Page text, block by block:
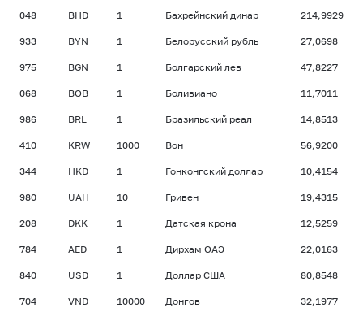
048 BHD 1 Бахрейнский динар 214,9929
933 BYN 1 Белорусский рубль 27,0698
975 BGN 1 Болгарский лев 47,8227
068 BOB 1 Боливиано 11,7011
986 BRL 1 Бразильский реал 14,8513
410 KRW 1000 Вон 56,9200
344 HKD 1 Гонконгский доллар 10,4154
980 UAH 10 Гривен 19,4315
208 DKK 1 Датская крона 12,5259
784 AED 1 Дирхам ОАЭ 22,0163
840 USD 1 Доллар США 80,8548
704 VND 10000 Донгов 32,1977